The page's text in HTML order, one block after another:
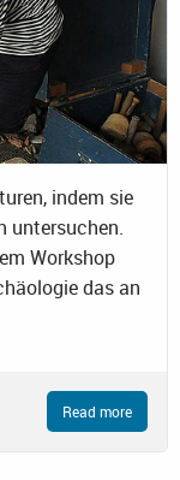
indem sie
untersuchen.
Workshop
das an
Read more